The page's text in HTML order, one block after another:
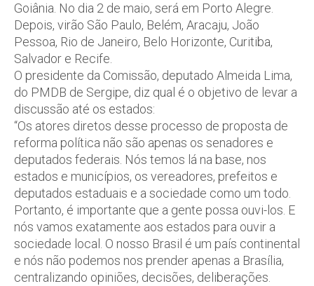
Goiânia. No dia 2 de maio, será em Porto Alegre.
Depois, virão São Paulo, Belém, Aracaju, João
Pessoa, Rio de Janeiro, Belo Horizonte, Curitiba,
Salvador e Recife.
O presidente da Comissão, deputado Almeida Lima,
do PMDB de Sergipe, diz qual é o objetivo de levar a
discussão até os estados:
“Os atores diretos desse processo de proposta de
reforma política não são apenas os senadores e
deputados federais. Nós temos lá na base, nos
estados e municípios, os vereadores, prefeitos e
deputados estaduais e a sociedade como um todo.
Portanto, é importante que a gente possa ouvi-los. E
nós vamos exatamente aos estados para ouvir a
sociedade local. O nosso Brasil é um país continental
e nós não podemos nos prender apenas a Brasília,
centralizando opiniões, decisões, deliberações.